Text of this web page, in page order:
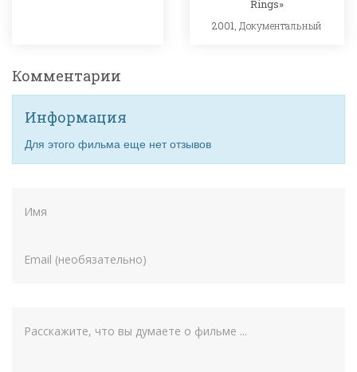
Rings»
2001, Документальный
Комментарии
Информация
Для этого фильма еще нет отзывов